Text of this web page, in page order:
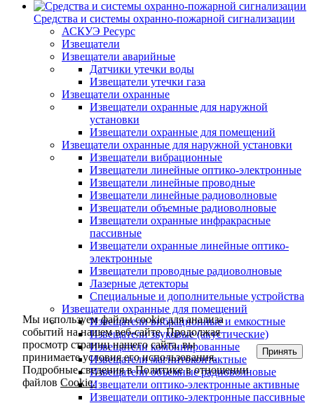
Средства и системы охранно-пожарной сигнализации
АСКУЭ Ресурс
Извещатели
Извещатели аварийные
Датчики утечки воды
Извещатели утечки газа
Извещатели охранные
Извещатели охранные для наружной
установки
Извещатели охранные для помещений
Извещатели охранные для наружной установки
Извещатели вибрационные
Извещатели линейные оптико-электронные
Извещатели линейные проводные
Извещатели линейные радиоволновые
Извещатели объемные радиоволновые
Извещатели охранные инфракрасные
пассивные
Извещатели охранные линейные оптико-
электронные
Извещатели проводные радиоволновые
Лазерные детекторы
Специальные и дополнительные устройства
Извещатели охранные для помещений
Извещатели вибрационные и емкостные
Извещатели звуковые (акустические)
Извещатели комбинированные
Извещатели магнитоконтактные
Извещатели объемные радиоволновые
Извещатели оптико-электронные активные
Извещатели оптико-электронные пассивные
Мы используем файлы cookie для анализа
событий на нашем веб-сайте. Продолжая
просмотр страниц нашего сайта, вы
принимаете условия его использования.
Подробные сведения в Политике в отношении
файловCookie.
Принять